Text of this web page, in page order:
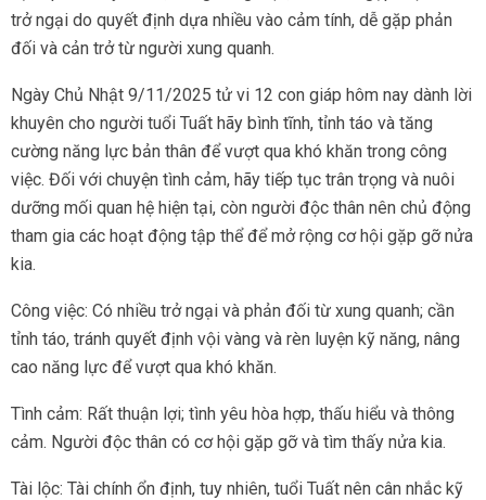
trở ngại do quyết định dựa nhiều vào cảm tính, dễ gặp phản
đối và cản trở từ người xung quanh.
Ngày Chủ Nhật 9/11/2025 tử vi 12 con giáp hôm nay dành lời
khuyên cho người tuổi Tuất hãy bình tĩnh, tỉnh táo và tăng
cường năng lực bản thân để vượt qua khó khăn trong công
việc. Đối với chuyện tình cảm, hãy tiếp tục trân trọng và nuôi
dưỡng mối quan hệ hiện tại, còn người độc thân nên chủ động
tham gia các hoạt động tập thể để mở rộng cơ hội gặp gỡ nửa
kia.
Công việc: Có nhiều trở ngại và phản đối từ xung quanh; cần
tỉnh táo, tránh quyết định vội vàng và rèn luyện kỹ năng, nâng
cao năng lực để vượt qua khó khăn.
Tình cảm: Rất thuận lợi; tình yêu hòa hợp, thấu hiểu và thông
cảm. Người độc thân có cơ hội gặp gỡ và tìm thấy nửa kia.
Tài lộc: Tài chính ổn định, tuy nhiên, tuổi Tuất nên cân nhắc kỹ